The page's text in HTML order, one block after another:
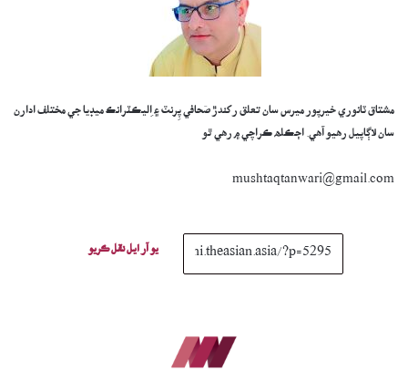
مشتاق ٽانوري خيرپور ميرس سان تعلق رکندڙ صَحافي پِرنٽ ۽ اِليڪٽرانڪ ميڊيا جي مختلف ادارن
سان لاڳاپيل رهيو آهي. اڄڪلھ ڪراچي ۾ رهي ٿو
mushtaqtanwari@gmail.com
يو آر ايل نقل ڪريو